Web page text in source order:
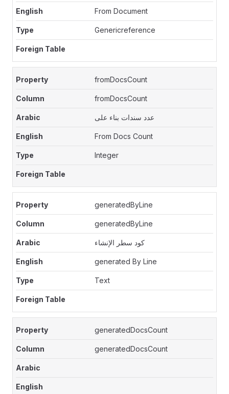
From Document
Genericreference
fromDocsCount
fromDocsCount
عدد سندات بناء على
From Docs Count
Integer
generatedByLine
generatedByLine
كود سطر الإنشاء
generated By Line
Text
generatedDocsCount
generatedDocsCount